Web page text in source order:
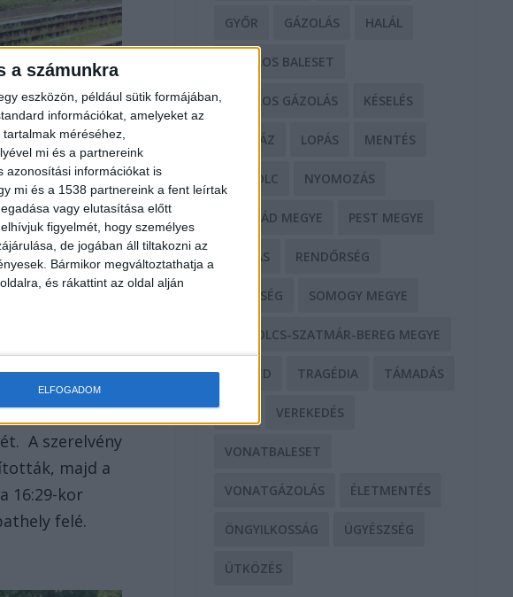
a számunkra
eszközön, például sütik formájában,
információkat, amelyeket az
méréséhez,
mi és a partnereink
azonosítási információkat is
mi és a 1538 partnereink a fent leírtak
vagy elutasítása előtt
figyelmét, hogy személyes
de jogában áll tiltakozni az
Bármikor megváltoztathatja a
és rákattint az oldal alján
ELFOGADOM
A szerelvény
majd a
16:29-kor
felé.
GYŐR GÁZOLÁS HALÁL
HALÁLOS BALESET
HALÁLOS GÁZOLÁS KÉSELÉS
KÓRHÁZ LOPÁS MENTÉS
MISKOLC NYOMOZÁS
NÓGRÁD MEGYE PEST MEGYE
RABLÁS RENDŐRSÉG
SEGÍTSÉG SOMOGY MEGYE
SZABOLCS-SZATMÁR-BEREG MEGYE
SZEGED TRAGÉDIA TÁMADÁS
VEREKEDÉS
VONATBALESET
VONATGÁZOLÁS ÉLETMENTÉS
ÖNGYILKOSSÁG ÜGYÉSZSÉG
ÜTKÖZÉS